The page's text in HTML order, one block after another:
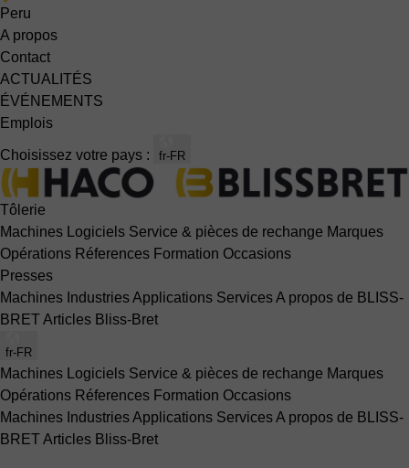
Peru
A propos
Contact
ACTUALITÉS
ÉVÉNEMENTS
Emplois
Choisissez votre pays : fr-FR
Tôlerie
Machines
Logiciels Service & pièces de rechange Marques
Opérations Réferences Formation Occasions
Presses
Machines IndustriesApplications ServicesA propos de BLISS-
BRETArticles Bliss-Bret
fr-FR
Machines Logiciels Service & pièces de rechange Marques
Opérations Réferences Formation Occasions
Machines IndustriesApplications ServicesA propos de BLISS-
BRETArticles Bliss-Bret